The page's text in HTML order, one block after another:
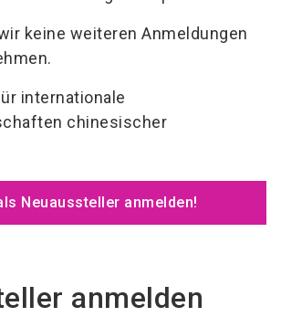
keine weiteren Anmeldungen
internationale
chinesischer
Neuaussteller anmelden!
anmelden